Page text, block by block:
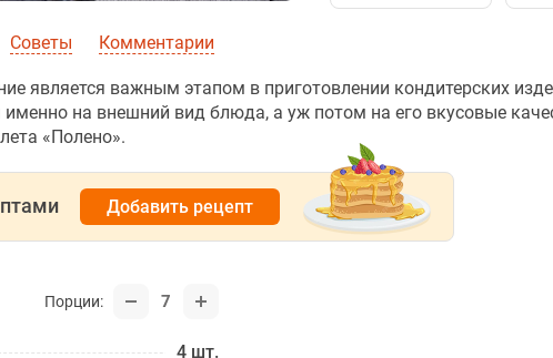
Советы Комментарии
является важным этапом в приготовлении кондитерских
на внешний вид блюда, а уж потом на его вкусовые
«Полено».
Добавить рецепт
Порции: 7
4 шт.